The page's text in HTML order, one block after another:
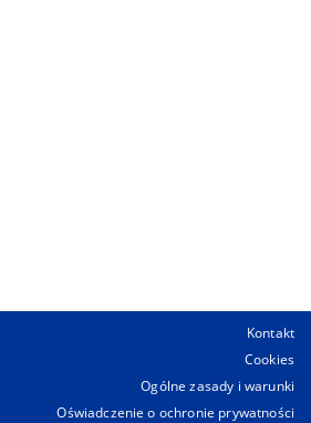
Kontakt
Cookies
Ogólne zasady i warunki
Oświadczenie o ochronie prywatności